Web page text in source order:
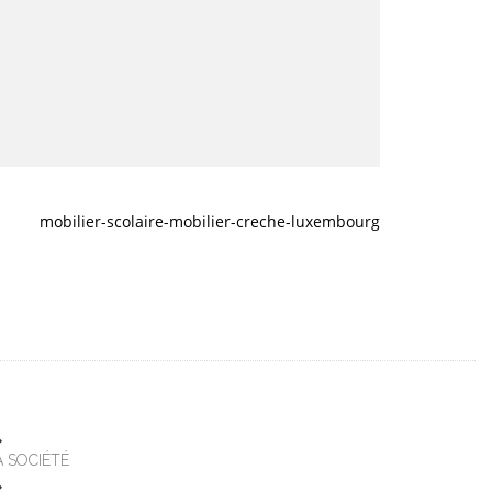
mobilier-scolaire-mobilier-creche-luxembourg
SOCIÉTÉ